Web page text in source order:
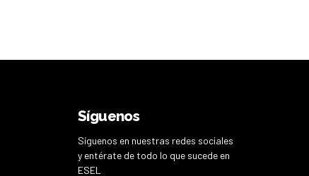
Síguenos
Síguenos en nuestras redes sociales
y entérate de todo lo que sucede en
ESEL